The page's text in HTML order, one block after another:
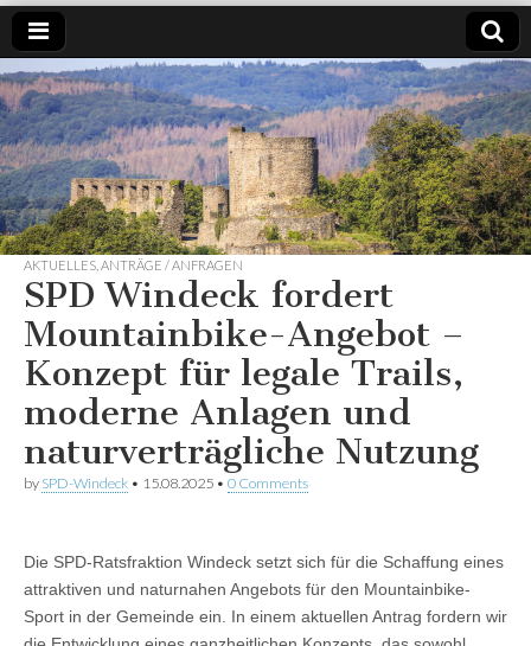
SPD
Windeck
Weil es
um
Windeck
geht.
AKTUELLES ANTRÄGE / ANFRAGEN
SPD Windeck fordert
Mountainbike-Angebot –
Konzept für legale Trails,
moderne Anlagen und
naturverträgliche Nutzung
by SPD-Windeck • 15.08.2025 • 0 Comments
Die SPD-Ratsfraktion Windeck setzt sich für die Schaffung eines
attraktiven und naturnahen Angebots für den Mountainbike-
Sport in der Gemeinde ein. In einem aktuellen Antrag fordern wir